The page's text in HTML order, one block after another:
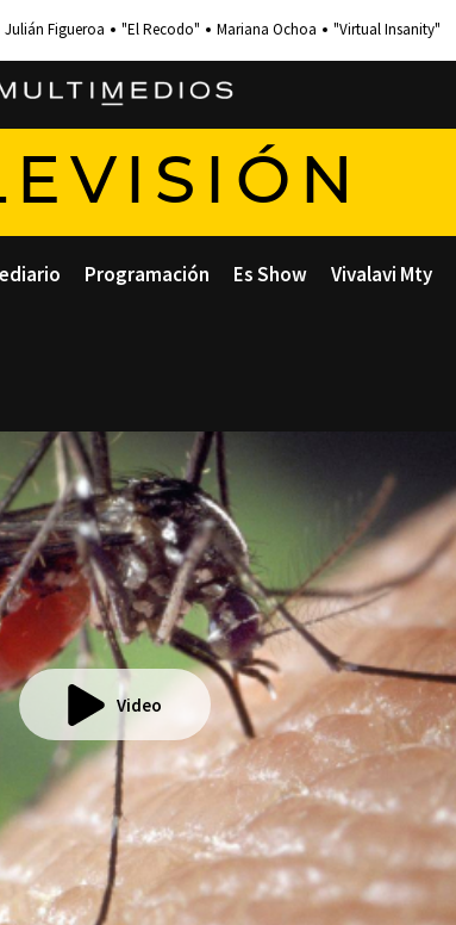
Julián Figueroa "El Recodo" Mariana Ochoa "Virtual Insanity"
Programación Es Show Vivalavi Mty
Video